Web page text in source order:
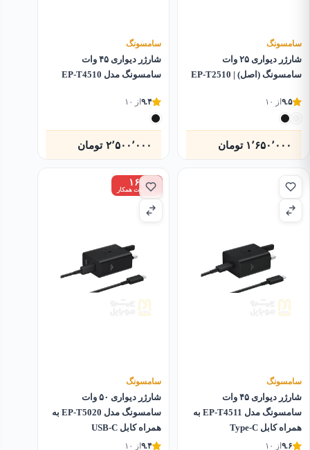
سامسونگ
شارژر دیواری ۲۵ وات
سامسونگ (اصل) | EP-T2510
۹.۵از ۱۰
۱٬۶۵۰٬۰۰۰ تومان
سامسونگ
شارژر دیواری ۴۵ وات
سامسونگ مدل EP-T4510
۹.۴از ۱۰
۲٬۵۰۰٬۰۰۰ تومان
سامسونگ
شارژر دیواری ۴۵ وات
سامسونگ مدل EP-T4511 به
همراه کابل Type-C
۹.۶از ۱۰
۱۶٪
زیر قیمت همکار
سامسونگ
شارژر دیواری ۵۰ وات
سامسونگ مدل EP-T5020 به
همراه کابل USB-C
۹.۴از ۱۰